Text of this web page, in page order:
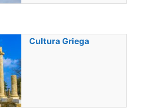
Cultura Griega